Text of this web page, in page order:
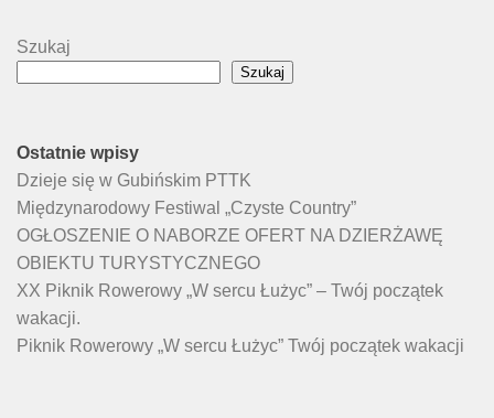
Szukaj
Szukaj
Ostatnie wpisy
Dzieje się w Gubińskim PTTK
Międzynarodowy Festiwal „Czyste Country”
OGŁOSZENIE O NABORZE OFERT NA DZIERŻAWĘ
OBIEKTU TURYSTYCZNEGO
XX Piknik Rowerowy „W sercu Łużyc” – Twój początek
wakacji.
Piknik Rowerowy „W sercu Łużyc” Twój początek wakacji